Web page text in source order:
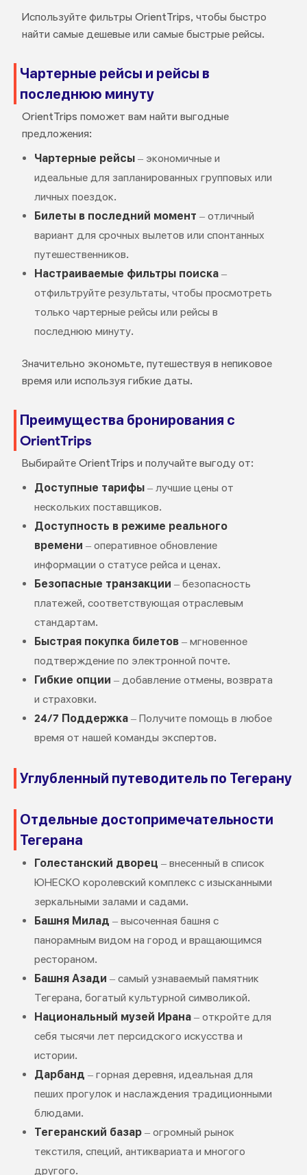
Используйте фильтры OrientTrips, чтобы быстро
найти самые дешевые или самые быстрые рейсы.
Чартерные рейсы и рейсы в
последнюю минуту
OrientTrips поможет вам найти выгодные
предложения:
Чартерные рейсы– экономичные и
идеальные для запланированных групповых или
личных поездок.
Билеты в последний момент – отличный
вариант для срочных вылетов или спонтанных
путешественников.
Настраиваемые фильтры поиска–
отфильтруйте результаты, чтобы просмотреть
только чартерные рейсы или рейсы в
последнюю минуту.
Значительно экономьте, путешествуя в непиковое
время или используя гибкие даты.
Преимущества бронирования с
OrientTrips
Выбирайте OrientTrips и получайте выгоду от:
Доступные тарифы– лучшие цены от
нескольких поставщиков.
Доступность в режиме реального
времени – оперативное обновление
информации о статусе рейса и ценах.
Безопасные транзакции – безопасность
платежей, соответствующая отраслевым
стандартам.
Быстрая покупка билетов– мгновенное
подтверждение по электронной почте.
Гибкие опции – добавление отмены, возврата
и страховки.
24/7 Поддержка– Получите помощь в любое
время от нашей команды экспертов.
Углубленный путеводитель по Тегерану
Отдельные достопримечательности
Тегерана
Голестанский дворец – внесенный в список
ЮНЕСКО королевский комплекс с изысканными
зеркальными залами и садами.
Башня Милад – высоченная башня с
панорамным видом на город и вращающимся
рестораном.
Башня Азади – самый узнаваемый памятник
Тегерана, богатый культурной символикой.
Национальный музей Ирана– откройте для
себя тысячи лет персидского искусства и
истории.
Дарбанд – горная деревня, идеальная для
пеших прогулок и наслаждения традиционными
блюдами.
Тегеранский базар– огромный рынок
текстиля, специй, антиквариата и многого
другого.